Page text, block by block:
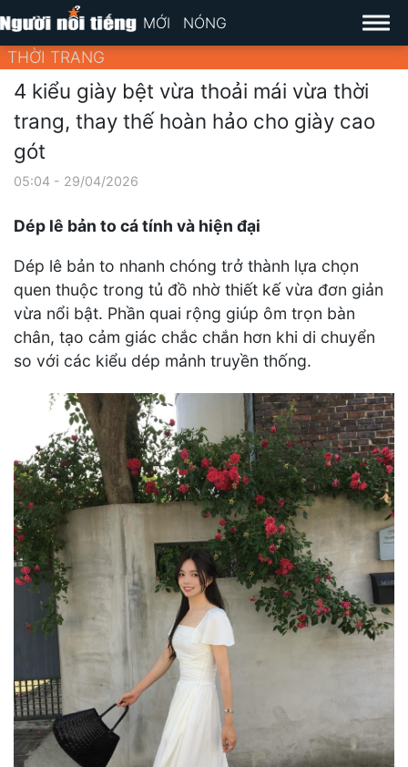
MỚI NÓNG
THỜI TRANG
4 kiểu giày bệt vừa thoải mái vừa thời
trang, thay thế hoàn hảo cho giày cao
gót
05:04 - 29/04/2026
Dép lê bản to cá tính và hiện đại
Dép lê bản to nhanh chóng trở thành lựa chọn
quen thuộc trong tủ đồ nhờ thiết kế vừa đơn giản
vừa nổi bật. Phần quai rộng giúp ôm trọn bàn
chân, tạo cảm giác chắc chắn hơn khi di chuyển
so với các kiểu dép mảnh truyền thống.